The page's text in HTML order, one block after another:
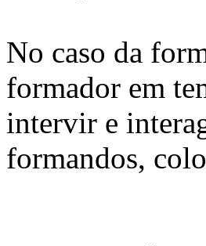
No caso da
formador em
intervir e
formandos,